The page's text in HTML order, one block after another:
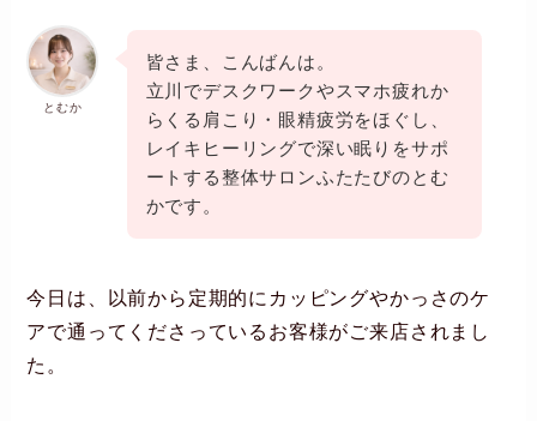
とむか
皆さま、こんばんは。
立川でデスクワークやスマホ疲れか
らくる肩こり・眼精疲労をほぐし、
レイキヒーリングで深い眠りをサポ
ートする整体サロンふたたびのとむ
かです。
今日は、以前から定期的にカッピングやかっさのケ
アで通ってくださっているお客様がご来店されまし
た。